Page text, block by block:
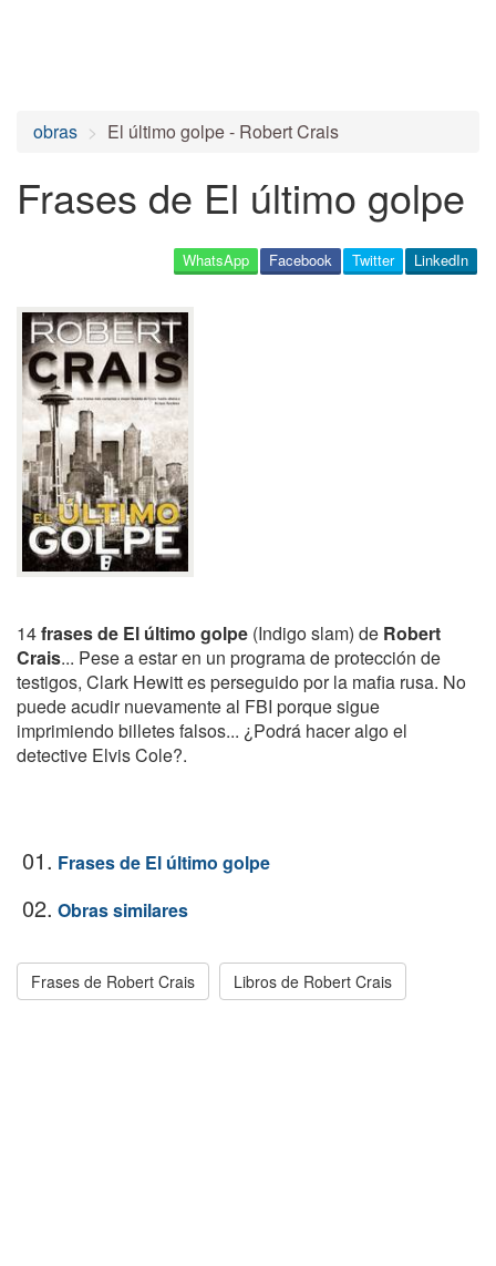
obras El último golpe - Robert Crais
Frases de El último golpe
LinkedIn
Twitter
Facebook
WhatsApp
14frases de El último golpe (Indigo slam) de Robert
Crais... Pese a estar en un programa de protección de
testigos, Clark Hewitt es perseguido por la mafia rusa. No
puede acudir nuevamente al FBI porque sigue
imprimiendo billetes falsos... ¿Podrá hacer algo el
detective Elvis Cole?.
01. Frases de El último golpe
02. Obras similares
Frases de Robert Crais Libros de Robert Crais